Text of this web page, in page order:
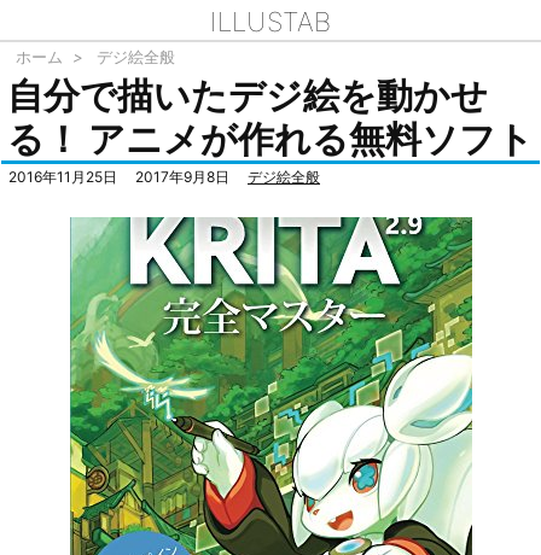
ILLUSTAB
ホーム > デジ絵全般
自分で描いたデジ絵を動かせ
る！ アニメが作れる無料ソフト
2016年11月25日 2017年9月8日 デジ絵全般